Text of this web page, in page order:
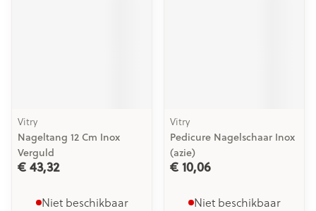
Vitry
Nageltang 12 Cm Inox
Verguld
€ 43,32
Niet beschikbaar
Vitry
Pedicure Nagelschaar Inox
(azie)
€ 10,06
Niet beschikbaar